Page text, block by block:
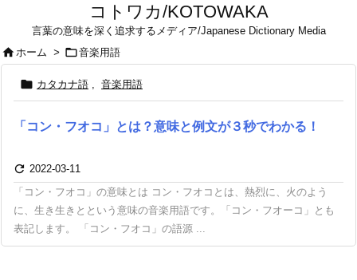
コトワカ/KOTOWAKA
言葉の意味を深く追求するメディア/Japanese Dictionary Media
ホーム > 音楽用語
 カタカナ語 , 音楽用語
「コン・フオコ」とは？意味と例文が３秒でわかる！
 2022-03-11
「コン・フオコ」の意味とは コン・フオコとは、熱烈に、火のよう
に、生き生きとという意味の音楽用語です。「コン・フオーコ」とも
表記します。 「コン・フオコ」の語源 ...